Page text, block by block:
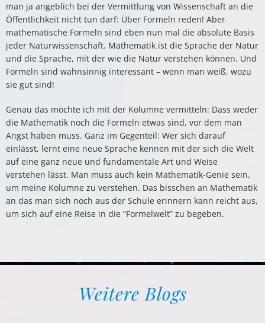
man ja angeblich bei der Vermittlung von Wissenschaft an die
Öffentlichkeit nicht tun darf: Über Formeln reden! Aber
mathematische Formeln sind eben nun mal die absolute Basis
jeder Naturwissenschaft. Mathematik ist die Sprache der Natur
und die Sprache, mit der wie die Natur verstehen können. Und
Formeln sind wahnsinnig interessant – wenn man weiß, wozu
sie gut sind!
Genau das möchte ich mit der Kolumne vermitteln: Dass weder
die Mathematik noch die Formeln etwas sind, vor dem man
Angst haben muss. Ganz im Gegenteil: Wer sich darauf
einlässt, lernt eine neue Sprache kennen mit der sich die Welt
auf eine ganz neue und fundamentale Art und Weise
verstehen lässt. Man muss auch kein Mathematik-Genie sein,
um meine Kolumne zu verstehen. Das bisschen an Mathematik
an das man sich noch aus der Schule erinnern kann reicht aus,
um sich auf eine Reise in die “Formelwelt” zu begeben.
Weitere Blogs